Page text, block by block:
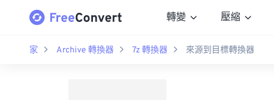
轉變 壓縮
家 Archive 轉換器 7z 轉換器 來源到目標轉換器